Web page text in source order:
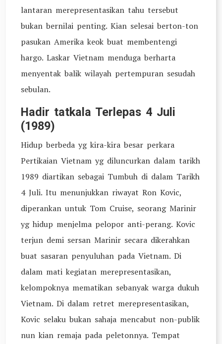
lantaran merepresentasikan tahu tersebut
bukan bernilai penting. Kian selesai berton-ton
pasukan Amerika keok buat membentengi
hargo. Laskar Vietnam menduga berharta
menyentak balik wilayah pertempuran sesudah
sebulan.
Hadir tatkala Terlepas 4 Juli
(1989)
Hidup berbeda yg kira-kira besar perkara
Pertikaian Vietnam yg diluncurkan dalam tarikh
1989 diartikan sebagai Tumbuh di dalam Tarikh
4 Juli. Itu menunjukkan riwayat Ron Kovic,
diperankan untuk Tom Cruise, seorang Marinir
yg hidup menjelma pelopor anti-perang. Kovic
terjun demi sersan Marinir secara dikerahkan
buat sasaran penyuluhan pada Vietnam. Di
dalam mati kegiatan merepresentasikan,
kelompoknya mematikan sebanyak warga dukuh
Vietnam. Di dalam retret merepresentasikan,
Kovic selaku bukan sahaja mencabut non-publik
nun kian remaja pada peletonnya. Tempat